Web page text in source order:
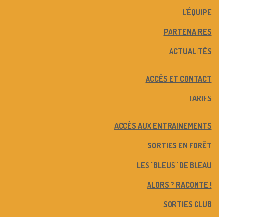
L'ÉQUIPE
PARTENAIRES
ACTUALITÉS
ACCÈS ET CONTACT
TARIFS
ACCÈS AUX ENTRAINEMENTS
SORTIES EN FORÊT
LES "BLEUS" DE BLEAU
ALORS ? RACONTE !
SORTIES CLUB